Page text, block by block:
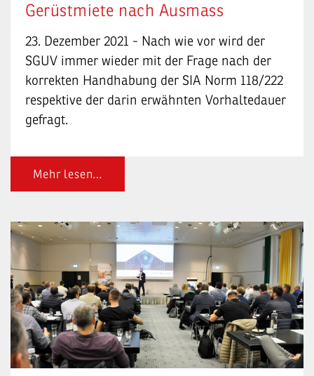
Gerüstmiete nach Ausmass
23. Dezember 2021 - Nach wie vor wird der
SGUV immer wieder mit der Frage nach der
korrekten Handhabung der SIA Norm 118/222
respektive der darin erwähnten Vorhaltedauer
gefragt.
Mehr lesen…